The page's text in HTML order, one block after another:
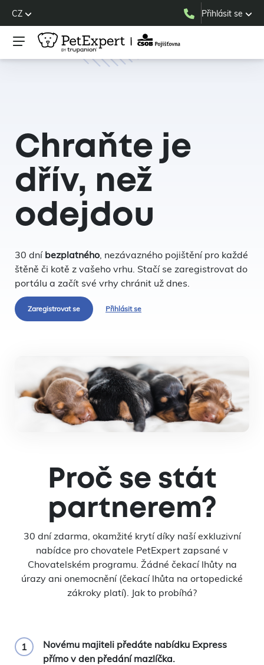
CZ Přihlásit se
Chraňte je
dřív, než
odejdou
30 dní bezplatného, nezávazného pojištění pro každé
štěně či kotě z vašeho vrhu. Stačí se zaregistrovat do
portálu a začít své vrhy chránit už dnes.
Zaregistrovat se Přihlásit se
Proč se stát
partnerem?
30 dní zdarma, okamžité krytí díky naší exkluzivní
nabídce pro chovatele PetExpert zapsané v
Chovatelském programu. Žádné čekací lhůty na
úrazy ani onemocnění (čekací lhůta na ortopedické
zákroky platí). Jak to probíhá?
1
Novému majiteli předáte nabídku Express
přímo v den předání mazlíčka.